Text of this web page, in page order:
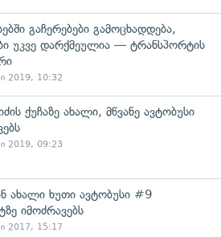
გაჩერებები გამოცხადდება,
უკვე დარქმეულია — ტრანსპორტის
2019, 10:32
ქუჩაზე ახალი, მწვანე ავტობუსი
2019, 09:23
ახალი ხუთი ავტობუსი #9
იმოძრავებს
2017, 15:17